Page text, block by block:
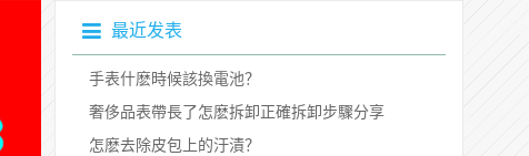
最近发表
​手表什麽時候該換電池？
奢侈品表帶長了怎麽拆卸正確拆卸步驟分享
​怎麽去除皮包上的汙漬？